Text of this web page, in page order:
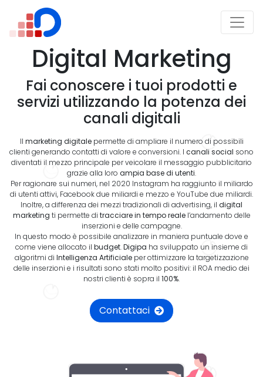
Digital Marketing
Fai conoscere i tuoi prodotti e
servizi utilizzando la potenza dei
canali digitali
Il marketing digitalepermette di ampliare il numero di possibili
clienti generando contatti di valore e conversioni. I canali social sono
diventati il mezzo principale per veicolare il messaggio pubblicitario
grazie alla loro ampia base di utenti.
Per ragionare sui numeri, nel 2020 Instagram ha raggiunto il miliardo
di utenti attivi, Facebook due miliardi e mezzo e YouTube due miliardi.
Inoltre, a differenza dei mezzi tradizionali di advertising, il digital
marketing ti permette di tracciare in tempo realel’andamento delle
inserzioni e delle campagne.
In questo modo è possibile analizzare in maniera puntuale dove e
come viene allocato il budget.Digipa ha sviluppato un insieme di
algoritmi di Intelligenza Artificialeper ottimizzare la targetizzazione
delle inserzioni e i risultati sono stati molto positivi: il ROA medio dei
nostri clienti è sopra il 100%.
Contattaci